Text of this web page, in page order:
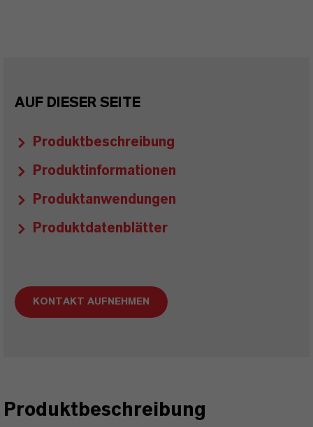
AUF DIESER SEITE
Produktbeschreibung
Produktinformationen
Produktanwendungen
Produktdatenblätter
KONTAKT AUFNEHMEN
Produktbeschreibung